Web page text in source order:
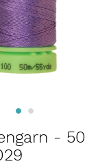
- 50